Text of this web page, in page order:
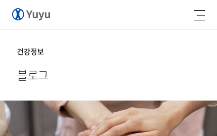
건강정보
블로그